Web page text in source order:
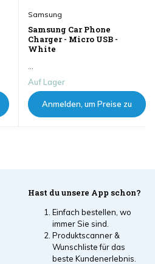
Samsung
Samsung Car Phone
Charger - Micro USB -
White
Auf Lager
Anmelden, um Preise zu
Hast du unsere App schon?
Einfach bestellen, wo
immer Sie sind.
Produktscanner &
Wunschliste für das
beste Kundenerlebnis.